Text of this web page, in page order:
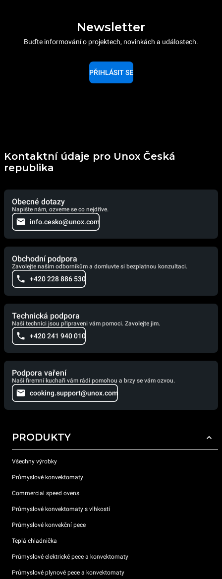
Newsletter
Buďte informování o projektech, novinkách a událostech.
PŘIHLÁSIT SE
Kontaktní údaje pro Unox Česká
republika
Obecné dotazy
Napište nám, ozveme se co nejdříve.
info.cesko@unox.com
Obchodní podpora
Zavolejte našim odborníkům a domluvte si bezplatnou konzultaci.
+420 228 886 530
Technická podpora
Naši technici jsou připraveni vám pomoci. Zavolejte jim.
+420 241 940 010
Podpora vaření
Naši firemní kuchaři vám rádi pomohou a brzy se vám ozvou.
cooking.support@unox.com
PRODUKTY
Všechny výrobky
Průmyslové konvektomaty
Commercial speed ovens
Průmyslové konvektomaty s vlhkostí
Průmyslové konvekční pece
Teplá chladnička
Průmyslové elektrické pece a konvektomaty
Průmyslové plynové pece a konvektomaty